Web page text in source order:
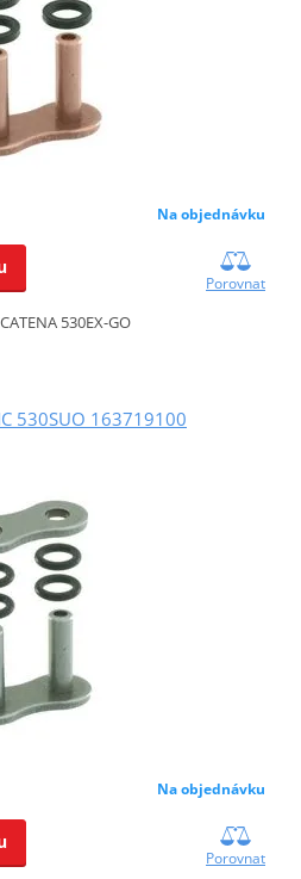
Na objednávku
Porovnat
530EX-GO
530SUO 163719100
Na objednávku
Porovnat